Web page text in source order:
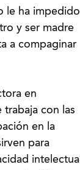
le ha impedido
y ser madre
a compaginar
en
trabaja con las
en la
para
intelectual